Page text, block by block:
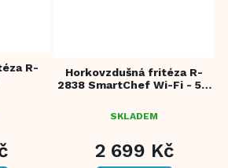
R-
Horkovzdušná fritéza R-
2838 SmartChef Wi-Fi - 5,5
SKLADEM
2 699 Kč